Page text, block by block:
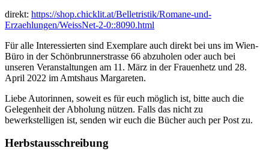
direkt: https://shop.chicklit.at/Belletristik/Romane-und-
Erzaehlungen/WeissNet-2-0::8090.html
Für alle Interessierten sind Exemplare auch direkt bei uns im Wien-
Büro in der Schönbrunnerstrasse 66 abzuholen oder auch bei
unseren Veranstaltungen am 11. März in der Frauenhetz und 28.
April 2022 im Amtshaus Margareten.
Liebe Autorinnen, soweit es für euch möglich ist, bitte auch die
Gelegenheit der Abholung nützen. Falls das nicht zu
bewerkstelligen ist, senden wir euch die Bücher auch per Post zu.
Herbstausschreibung